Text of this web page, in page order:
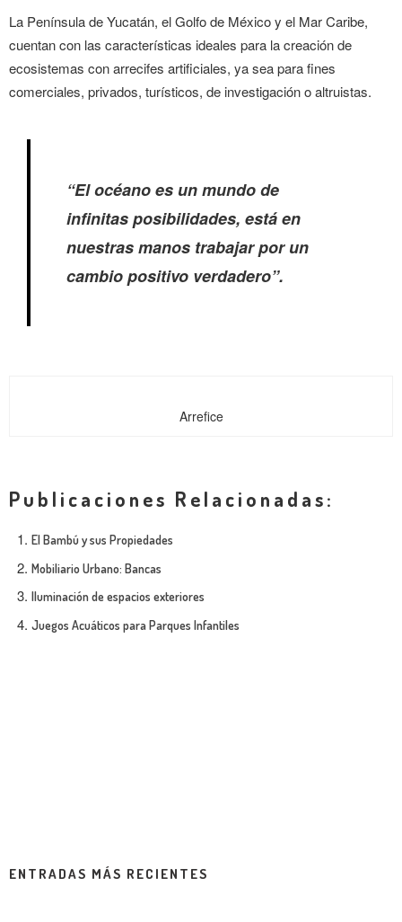
La Península de Yucatán, el Golfo de México y el Mar Caribe,
cuentan con las características ideales para la creación de
ecosistemas con arrecifes artificiales, ya sea para fines
comerciales, privados, turísticos, de investigación o altruistas.
“El océano es un mundo de
infinitas posibilidades, está en
nuestras manos trabajar por un
cambio positivo verdadero”.
Arrefice
Publicaciones Relacionadas:
El Bambú y sus Propiedades
Mobiliario Urbano: Bancas
Iluminación de espacios exteriores
Juegos Acuáticos para Parques Infantiles
ENTRADAS MÁS RECIENTES